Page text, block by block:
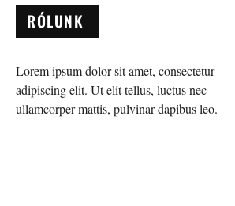
RÓLUNK
Lorem ipsum dolor sit amet, consectetur
adipiscing elit. Ut elit tellus, luctus nec
ullamcorper mattis, pulvinar dapibus leo.